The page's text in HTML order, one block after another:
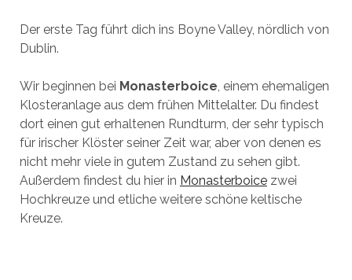
Der erste Tag führt dich ins Boyne Valley, nördlich von
Dublin.
Wir beginnen bei Monasterboice, einem ehemaligen
Klosteranlage aus dem frühen Mittelalter. Du findest
dort einen gut erhaltenen Rundturm, der sehr typisch
für irischer Klöster seiner Zeit war, aber von denen es
nicht mehr viele in gutem Zustand zu sehen gibt.
Außerdem findest du hier in Monasterboicezwei
Hochkreuze und etliche weitere schöne keltische
Kreuze.